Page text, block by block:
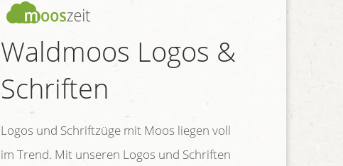
Waldmoos Logos &
Schriften
Logos und Schriftzüge mit Moos liegen voll
im Trend. Mit unseren Logos und Schriften